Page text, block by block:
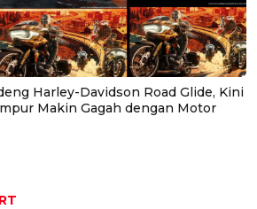
Harley-Davidson Road Glide, Kini
Makin Gagah dengan Motor